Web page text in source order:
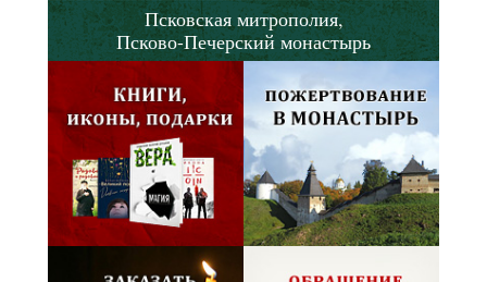
Псковская митрополия,
Псково-Печерский монастырь